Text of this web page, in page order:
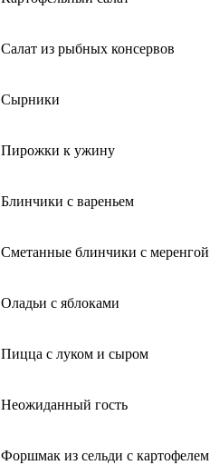
Салат из рыбных консервов
Сырники
Пирожки к ужину
Блинчики с вареньем
Сметанные блинчики с меренгой
Оладьи с яблоками
Пицца с луком и сыром
Неожиданный гость
Форшмак из сельди с картофелем